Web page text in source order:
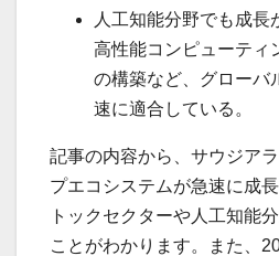
人工知能分野でも成長
高性能コンピューティ
の構築など、グローバ
速に適合している。
記事の内容から、サウジア
プエコシステムが急速に成
トックセクターや人工知能
ことがわかります。また、